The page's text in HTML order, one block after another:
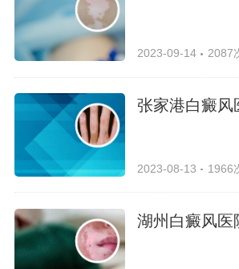
2023-09-14 2087
张家港白癜风
2023-08-13 1966
湖州白癜风医